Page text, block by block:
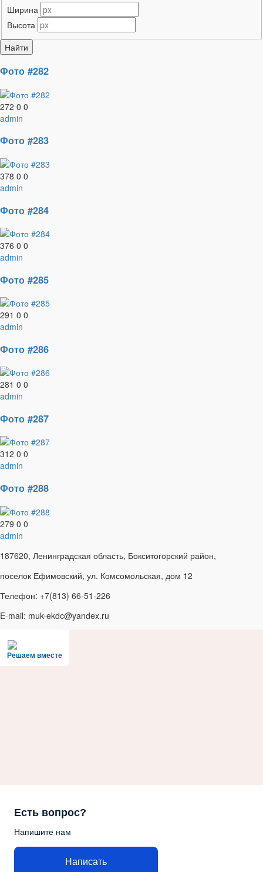
Ширина
Высота
Фото #282
272 0 0
admin
Фото #283
378 0 0
admin
Фото #284
376 0 0
admin
Фото #285
291 0 0
admin
Фото #286
281 0 0
admin
Фото #287
312 0 0
admin
Фото #288
279 0 0
admin
187620, Ленинградская область, Бокситогорский район,
поселок Ефимовский, ул. Комсомольская, дом 12
Телефон: +7(813) 66-51-226
E-mail: muk-ekdc@yandex.ru
Решаем вместе
Есть вопрос?
Напишите нам
Написать